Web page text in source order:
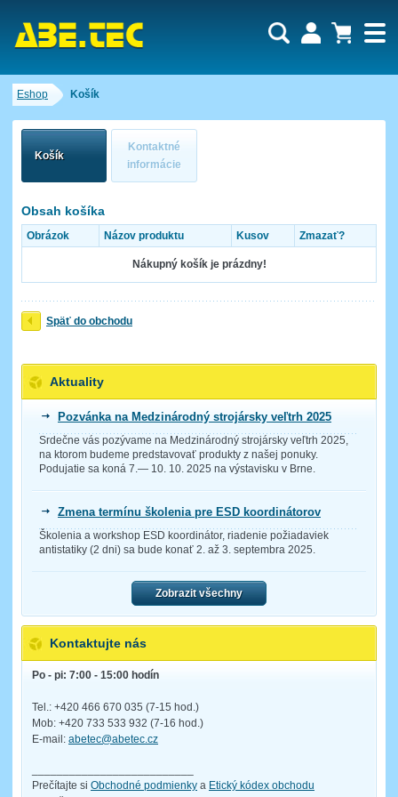
Eshop Košík
Košík
Kontaktné
informácie
Obsah košíka
Obrázok Názov produktu Kusov Zmazať?
Nákupný košík je prázdny!
Späť do obchodu
Aktuality
Pozvánka na Medzinárodný strojársky veľtrh 2025
Srdečne vás pozývame na Medzinárodný strojársky veľtrh 2025,
na ktorom budeme predstavovať produkty z našej ponuky.
Podujatie sa koná 7.— 10. 10. 2025 na výstavisku v Brne.
Zmena termínu školenia pre ESD koordinátorov
Školenia a workshop ESD koordinátor, riadenie požiadaviek
antistatiky (2 dni) sa bude konať 2. až 3. septembra 2025.
Zobrazit všechny
Kontaktujte nás
Po - pi: 7:00 - 15:00 hodín
Tel.: +420 466 670 035 (7-15 hod.)
Mob: +420 733 533 932 (7-16 hod.)
E-mail: abetec@abetec.cz
Prečítajte si Obchodné podmienky a Etický kódex obchodu